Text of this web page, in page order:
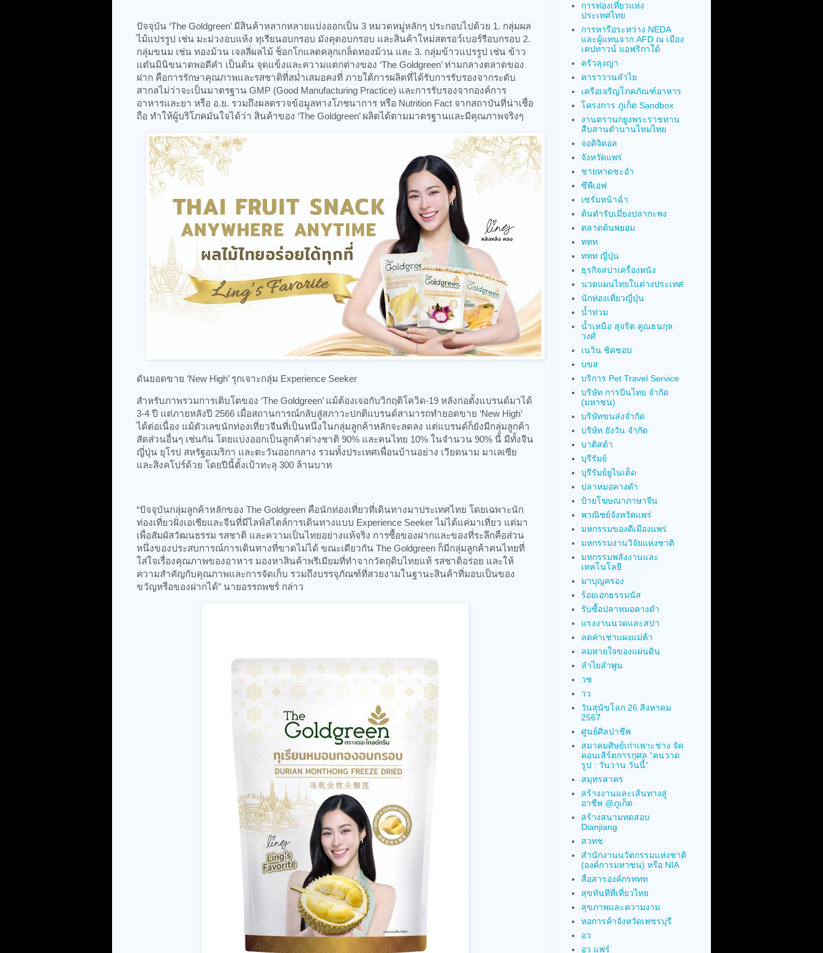
ปัจจุบัน ‘The Goldgreen’ มีสินค้าหลากหลายแบ่งออกเป็น 3 หมวดหมู่หลักๆ ประกอบไปด้วย 1. กลุ่มผล
ไม้แปรรูป เช่น มะม่วงอบแห้ง ทุเรียนอบกรอบ มังคุดอบกรอบ และสินค้าใหม่สตรอว์เบอร์รีอบกรอบ 2.
กลุ่มขนม เช่น ทองม้วน เจลลี่ผลไม้ ช็อกโกแลตคลุกเกล็ดทองม้วน และ 3. กลุ่มข้าวแปรรูป เช่น ข้าว
แต๋นมินิขนาดพอดีคำ เป็นต้น จุดแข็งและความแตกต่างของ ‘The Goldgreen’ ท่ามกลางตลาดของ
ฝาก คือการรักษาคุณภาพและรสชาติที่สม่ำเสมอคงที่ ภายใต้การผลิตที่ได้รับการรับรองจากระดับ
สากลไม่ว่าจะเป็นมาตรฐาน GMP (Good Manufacturing Practice) และการรับรองจากองค์การ
อาหารและยา หรือ อ.ย. รวมถึงผลตรวจข้อมูลทางโภชนาการ หรือ Nutrition Fact จากสถาบันที่น่าเชื่อ
ถือ ทำให้ผู้บริโภคมั่นใจได้ว่า สินค้าของ ‘The Goldgreen’ ผลิตได้ตามมาตรฐานและมีคุณภาพจริงๆ
ดันยอดขาย ‘New High’ รุกเจาะกลุ่ม Experience Seeker
สำหรับภาพรวมการเติบโตของ ‘The Goldgreen’ แม้ต้องเจอกับวิกฤติโควิด-19 หลังก่อตั้งแบรนด์มาได้
3-4 ปี แต่ภายหลังปี 2566 เมื่อสถานการณ์กลับสู่สภาวะปกติแบรนด์สามารถทำยอดขาย ‘New High’
ได้ต่อเนื่อง แม้ตัวเลขนักท่องเที่ยวจีนที่เป็นหนึ่งในกลุ่มลูกค้าหลักจะลดลง แต่แบรนด์ก็ยังมีกลุ่มลูกค้า
สัดส่วนอื่นๆ เช่นกัน โดยแบ่งออกเป็นลูกค้าต่างชาติ 90% และคนไทย 10% ในจำนวน 90% นี้ มีทั้งจีน
ญี่ปุ่น ยุโรป สหรัฐอเมริกา และตะวันออกกลาง รวมทั้งประเทศเพื่อนบ้านอย่าง เวียดนาม มาเลเซีย
และสิงคโปร์ด้วย โดยปีนี้ตั้งเป้าทะลุ 300 ล้านบาท
“ปัจจุบันกลุ่มลูกค้าหลักของ The Goldgreen คือนักท่องเที่ยวที่เดินทางมาประเทศไทย โดยเฉพาะนัก
ท่องเที่ยวฝั่งเอเชียและจีนที่มีไลฟ์สไตล์การเดินทางแบบ Experience Seeker ไม่ได้แค่มาเที่ยว แต่มา
เพื่อสัมผัสวัฒนธรรม รสชาติ และความเป็นไทยอย่างแท้จริง การซื้อของฝากและของที่ระลึกคือส่วน
หนึ่งของประสบการณ์การเดินทางที่ขาดไม่ได้ ขณะเดียวกัน The Goldgreen ก็มีกลุ่มลูกค้าคนไทยที่
ใส่ใจเรื่องคุณภาพของอาหาร มองหาสินค้าพรีเมียมที่ทำจากวัตถุดิบไทยแท้ รสชาติอร่อย และให้
ความสำคัญกับคุณภาพและการจัดเก็บ รวมถึงบรรจุภัณฑ์ที่สวยงามในฐานะสินค้าที่มอบเป็นของ
ขวัญหรือของฝากได้” นายอรรถพชร์ กล่าว
การท่องเที่ยวแห่ง
ประเทศไทย
การหารือระหว่าง NEDA
และผู้แทนจาก AFD ณ เมือง
เคปทาวน์ แอฟริกาใต้
ครัวลุงญา
คาราวานลำไย
เครือเจริญโภคภัณฑ์อาหาร
โครงการ ภูเก็ต Sandbox
งานตรานกยูงพระราชทาน
สืบสานตำนานไหมไทย
จอดิจิตอล
จังหวัดแพร่
ชายหาดชะอำ
ซีพีเอฟ
เซรั่มหน้าฉ่ำ
ต้นตำรับเมี่ยงปลากะพง
ตลาดต้นพยอม
ททท
ททท ญี่ปุ่น
ธุรกิจสปาเครื่องหนัง
นวดแผนไทยในต่างประเทศ
นักท่องเที่ยวญี่ปุ่น
น้ำท่วม
น้ำเหนือ สุจริต คูณธนกุล
วงศ์
เนวิน ชิดชอบ
บขส
บริการ Pet Travel Service
บริษัท การบินไทย จำกัด
(มหาชน)
บริษัทขนส่งจำกัด
บริษัท ยังวัน จำกัด
บาติสต้า
บุรีรัมย์
บุรีรัมย์ยูไนเต็ด
ปลาหมอคางดำ
ป้ายโฆษณาภาษาจีน
พาณิชย์จังหวัดแพร่
มหกรรมของดีเมืองแพร่
มหกรรมงานวิจัยแห่งชาติ
มหกรรมพลังงานและ
เทคโนโลยี
มาบุญครอง
ร้อยเอกธรรมนัส
รับซื้อปลาหมอคางดำ
แรงงานนวดและสปา
ลดค่าเช่าแผงแม่ค้า
ลมหายใจของแผ่นดิน
ลำไยลำพูน
วช
วว
วันสุนัขโลก 26 สิงหาคม
2567
ศูนย์ศิลปาชีพ
สมาคมศิษย์เก่าเพาะช่าง จัด
คอนเสิร์ตการกุศล “คนวาด
รูป : วันวาน วันนี้”
สมุทรสาคร
สร้างงานและเส้นทางสู่
อาชีพ @ภูเก็ต
สร้างสนามทดสอบ
Dianjiang
สวทช
สำนักงานนวัตกรรมแห่งชาติ
(องค์การมหาชน) หรือ NIA
สื่อสารองค์กรททท
สุขทันทีที่เที่ยวไทย
สุขภาพและความงาม
หอการค้าจังหวัดเพชรบุรี
อว
อว แฟร์